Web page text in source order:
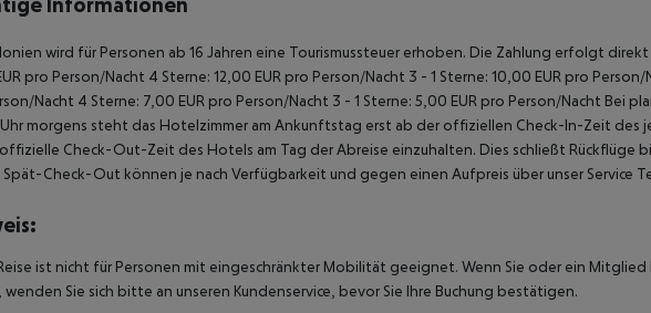
wird für Personen ab 16 Jahren eine Tourismussteuer erhoben. Die Zahlung erfolgt
pro Person/Nacht 4 Sterne: 12,00 EUR pro Person/Nacht 3 - 1 Sterne: 10,00 EUR pro
Nacht 4 Sterne: 7,00 EUR pro Person/Nacht 3 - 1 Sterne: 5,00 EUR pro Person/Nacht Bei
morgens steht das Hotelzimmer am Ankunftstag erst ab der offiziellen Check-In-Zeit des
Check-Out-Zeit des Hotels am Tag der Abreise einzuhalten. Dies schließt Rückflüge
Spät-Check-Out können je nach Verfügbarkeit und gegen einen Aufpreis über unser Service
ist nicht für Personen mit eingeschränkter Mobilität geeignet. Wenn Sie oder ein
wenden Sie sich bitte an unseren Kundenservice, bevor Sie Ihre Buchung bestätigen.